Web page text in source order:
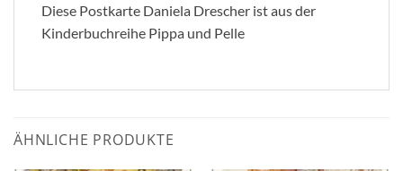
Diese Postkarte Daniela Drescher ist aus der
Kinderbuchreihe Pippa und Pelle
ÄHNLICHE PRODUKTE